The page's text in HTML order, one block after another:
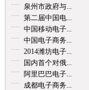
泉州市政府与...
第二届中国电...
中国移动电子...
中国电子商务...
2014潍坊电子...
国内首个对俄...
阿里巴巴电子...
成都电子商务...